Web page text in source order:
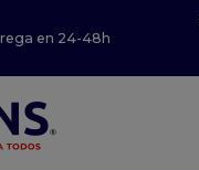
en 24-48h